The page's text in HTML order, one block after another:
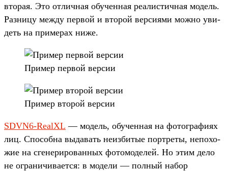
вто­рая. Это отличная обу­чен­ная реалис­тичная модель.
Раз­ницу меж­ду пер­вой и вто­рой вер­сиями мож­но уви­
деть на при­мерах ниже.
При­мер пер­вой вер­сии
При­мер вто­рой вер­сии
SDVN6-RealXL — модель, обу­чен­ная на фотог­рафи­ях
лиц. Спо­соб­на выдавать неиз­битые пор­тре­ты, непохо­
жие на сге­нери­рован­ных фотомо­делей. Но этим дело
не огра­ничи­вает­ся: в модели — пол­ный набор